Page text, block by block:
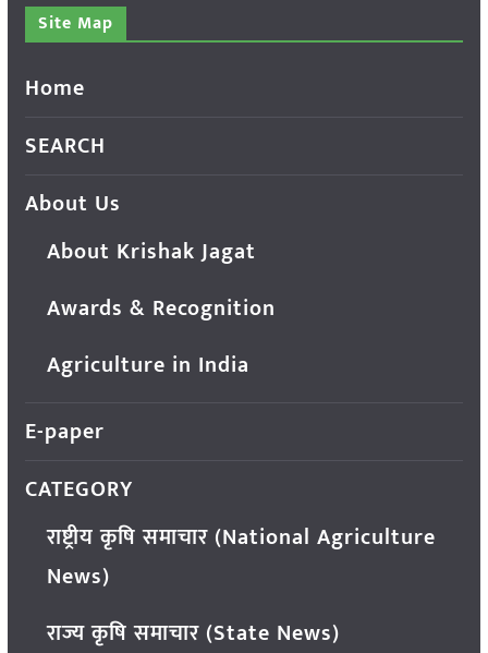
Site Map
Home
SEARCH
About Us
About Krishak Jagat
Awards & Recognition
Agriculture in India
E-paper
CATEGORY
राष्ट्रीय कृषि समाचार (National Agriculture
News)
राज्य कृषि समाचार (State News)